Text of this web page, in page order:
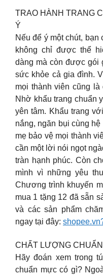
TRAO HÀNH TRANG
Ý
Nếu để ý một chút, bạn
không chỉ được thể
dàng mà còn được gói
sức khỏe cả gia đình.
mọi thành viên cũng
Nhờ khẩu trang chuẩn
yên tâm. Khẩu trang
nắng, ngăn bụi cùng
mẹ bảo vệ mọi thành
cần một lời nói ngọt
tràn hạnh phúc. Còn
mình vì những yêu
Chương trình khuyến
mua 1 tặng 12 đã sẵn
và các sản phẩm
ngay tại đây:
CHẤT LƯỢNG
Hãy đoán xem trong
chuẩn mực có gì?